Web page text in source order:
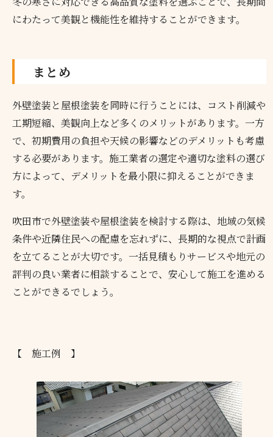
にわたって美観と機能性を維持することができます。
まとめ
外壁塗装と屋根塗装を同時に行うことには、コスト削減や
工期短縮、美観向上など多くのメリットがあります。一方
で、初期費用の負担や天候の影響などのデメリットも考慮
する必要があります。施工業者の選定や適切な塗料の選び
方によって、デメリットを最小限に抑えることができま
す。
吹田市で外壁塗装や屋根塗装を検討する際は、地域の気候
条件や近隣住民への配慮を忘れずに、長期的な視点で計画
を立てることが大切です。一括見積もりサービスや地元の
評判の良い業者に相談することで、安心して施工を進める
ことができるでしょう。
【 施工例 】